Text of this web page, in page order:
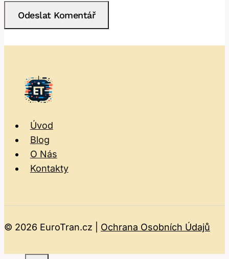
Úvod
Blog
O Nás
Kontakty
© 2026 EuroTran.cz | Ochrana Osobních Údajů